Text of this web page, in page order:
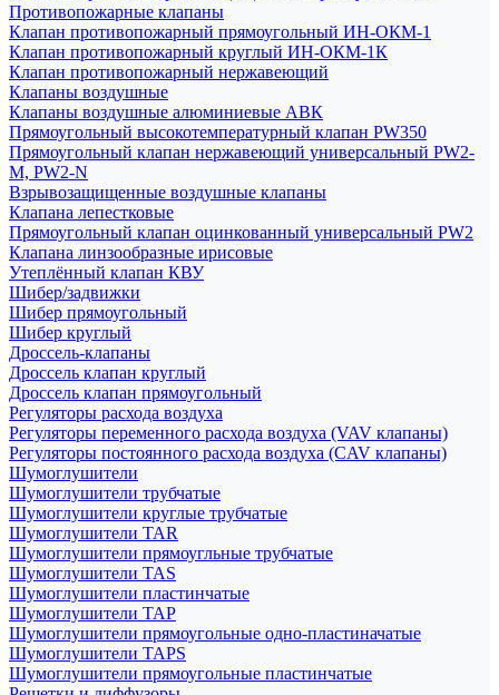
Противопожарные клапаны
Клапан противопожарный прямоугольный ИН-ОКМ-1
Клапан противопожарный круглый ИН-ОКМ-1К
Клапан противопожарный нержавеющий
Клапаны воздушные
Клапаны воздушные алюминиевые АВК
Прямоугольный высокотемпературный клапан PW350
Прямоугольный клапан нержавеющий универсальный PW2-
M, PW2-N
Взрывозащищенные воздушные клапаны
Клапана лепестковые
Прямоугольный клапан оцинкованный универсальный PW2
Клапана линзообразные ирисовые
Утеплённый клапан КВУ
Шибер/задвижки
Шибер прямоугольный
Шибер круглый
Дроссель-клапаны
Дроссель клапан круглый
Дроссель клапан прямоугольный
Регуляторы расхода воздуха
Регуляторы переменного расхода воздуха (VAV клапаны)
Регуляторы постоянного расхода воздуха (CAV клапаны)
Шумоглушители
Шумоглушители трубчатые
Шумоглушители круглые трубчатые
Шумоглушители TAR
Шумоглушители прямоугльные трубчатые
Шумоглушители TAS
Шумоглушители пластинчатые
Шумоглушители TAP
Шумоглушители прямоугольные одно-пластиначатые
Шумоглушители TAPS
Шумоглушители прямоугольные пластинчатые